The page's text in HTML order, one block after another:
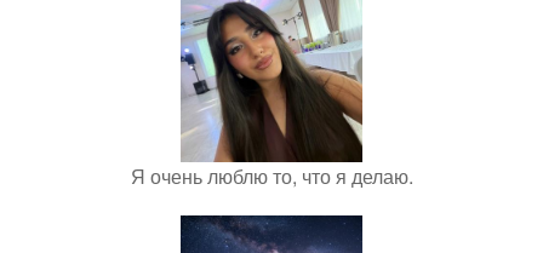
Я очень люблю то, что я делаю.